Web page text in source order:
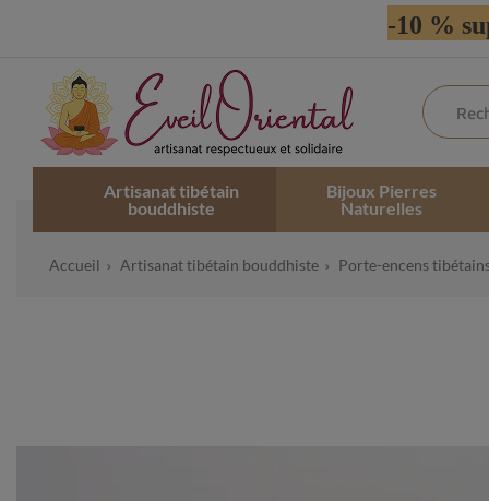
-10 %
Artisanat tibétain
bouddhiste
Bijoux Pierres
Naturelles
Accueil Artisanat tibétain bouddhiste Porte-encens